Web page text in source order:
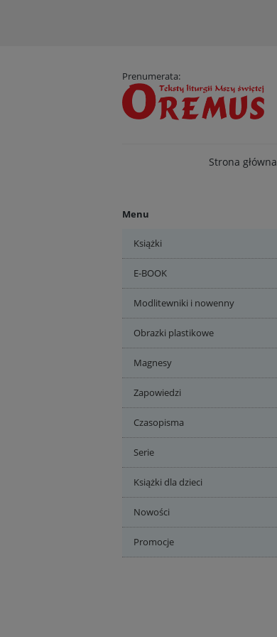
Prenumerata:
Strona główna
Menu
Książki
E-BOOK
Modlitewniki i nowenny
Obrazki plastikowe
Magnesy
Zapowiedzi
Czasopisma
Serie
Książki dla dzieci
Nowości
Promocje